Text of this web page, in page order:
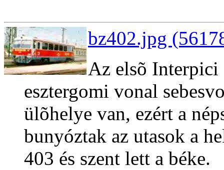
bz402.jpg
Az elsõ Interpici
esztergomi vonal
ülõhelye van, ezért a
bunyóztak az utasok a
403 és szent lett a béke.